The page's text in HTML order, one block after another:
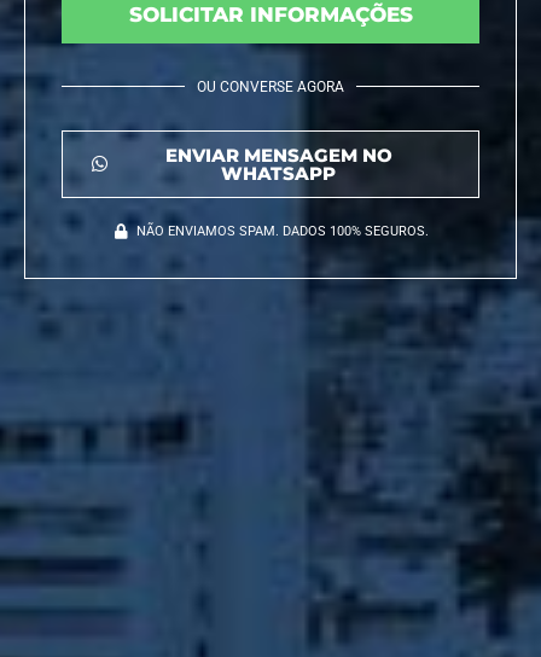
SOLICITAR INFORMAÇÕES
OU CONVERSE AGORA
ENVIAR MENSAGEM NO
WHATSAPP
NÃO ENVIAMOS SPAM. DADOS 100% SEGUROS.